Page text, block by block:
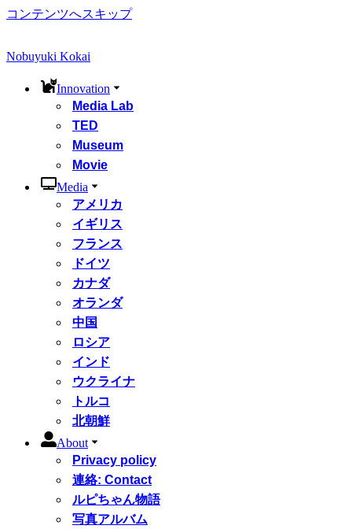
コンテンツへスキップ
Nobuyuki Kokai
Innovation
Media Lab
TED
Museum
Movie
Media
アメリカ
イギリス
フランス
ドイツ
カナダ
オランダ
中国
ロシア
インド
ウクライナ
トルコ
北朝鮮
About
Privacy policy
連絡: Contact
ルピちゃん物語
写真アルバム